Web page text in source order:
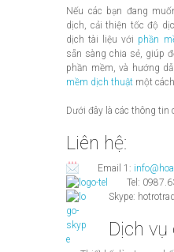
Nếu các bạn đang
dịch, cải thiện tốc độ
dịch tài liệu với phần
sẵn sàng chia sẻ, giúp
phần mềm, và hướng
mềm dịch thuật một
Dưới đây là các thông tin
Liên hệ:
Email 1:
Tel:
Skype:
Dịch